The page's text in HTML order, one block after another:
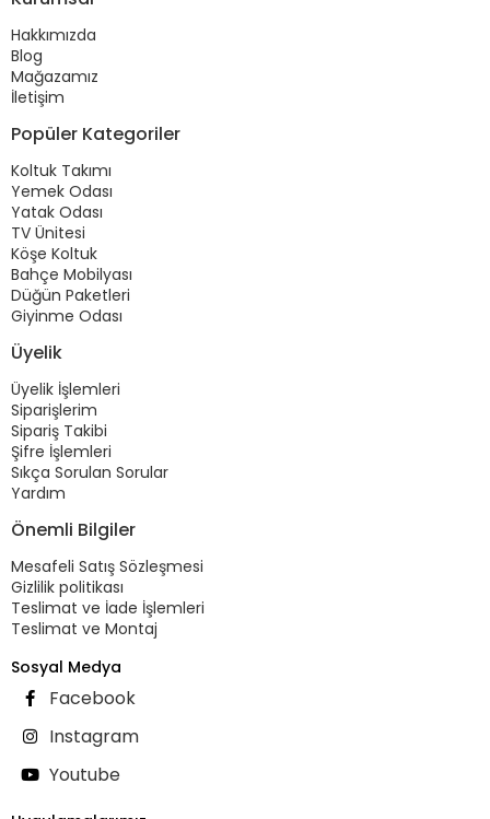
Hakkımızda
Blog
Mağazamız
İletişim
Popüler Kategoriler
Koltuk Takımı
Yemek Odası
Yatak Odası
TV Ünitesi
Köşe Koltuk
Bahçe Mobilyası
Düğün Paketleri
Giyinme Odası
Üyelik
Üyelik İşlemleri
Siparişlerim
Sipariş Takibi
Şifre İşlemleri
Sıkça Sorulan Sorular
Yardım
Önemli Bilgiler
Mesafeli Satış Sözleşmesi
Gizlilik politikası
Teslimat ve İade İşlemleri
Teslimat ve Montaj
Sosyal Medya
Facebook
Instagram
Youtube